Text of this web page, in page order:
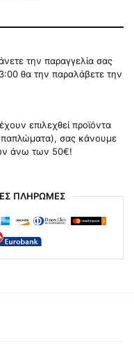
την παραγγελία σας
θα την παραλάβετε την
επιλεχθεί προϊόντα
παπλώματα), σας κάνουμε
άνω των 50€!
ΠΛΗΡΩΜΕΣ